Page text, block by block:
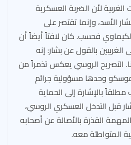
الغربية لأن الضربة العسكرية
الأسد، وإنما تقتصر على
فحسب. كان لافتاً أيضاً أن
بالقول عن بشار: إنه
التصريح الروسي يعكس تذمراً من
وحدها مسؤولية جرائم
مطلقاً بالإشارة إلى الحماية
قبل التدخل العسكري الروسي،
القذرة بالأصالة عن أصحابه
المتواطئة معه.